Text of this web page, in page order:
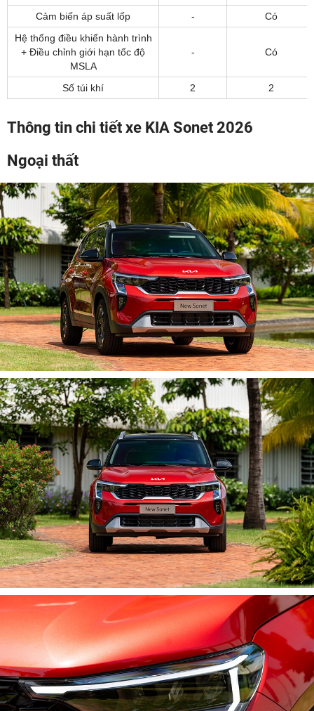
Cảm biến áp suất lốp
-
Có
Hệ thống điều khiển hành trình
+ Điều chỉnh giới hạn tốc độ
MSLA
- Có
Số túi khí 2 2
Thông tin chi tiết xe KIA Sonet 2026
Ngoại thất